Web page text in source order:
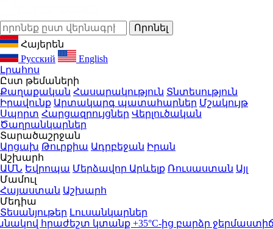
Հայերեն
Русский
English
Լրահոս
Ըստ թեմաների
Քաղաքական Հասարակություն Տնտեսություն
Իրավունք Արտակարգ պատահարներ Մշակույթ
Սպորտ Հարցազրույցներ Վերլուծական
Ծաղրանկարներ
Տարածաշրջան
Արցախ Թուրքիա Ադրբեջան Իրան
Աշխարհ
ԱՄՆ Եվրոպա Մերձավոր Արևելք Ռուսաստան Այլ
Մամուլ
Հայաստան Աշխարհ
Մեդիա
Տեսանյութեր Լուսանկարներ
հրաժեշտ կտանք +35°C-ից բարձր